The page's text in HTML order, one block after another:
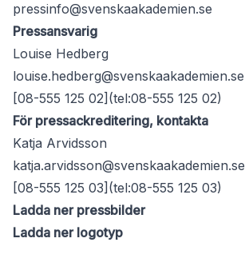
pressinfo@svenskaakademien.se
Pressansvarig
Louise Hedberg
louise.hedberg@svenskaakademien.se
[08-555 125 02](tel:08-555 125 02)
För pressackreditering, kontakta
Katja Arvidsson
katja.arvidsson@svenskaakademien.se
[08-555 125 03](tel:08-555 125 03)
Ladda ner pressbilder
Ladda ner logotyp